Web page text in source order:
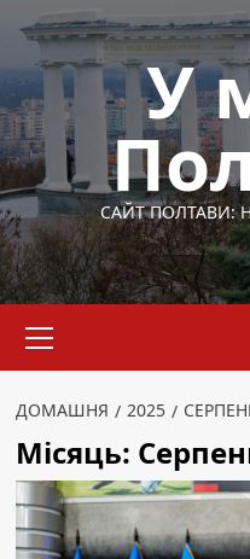
Перейти
вмісту
У
САЙТ ПОЛТАВИ:
меню
ДОМАШНЯ 2025
Місяць: